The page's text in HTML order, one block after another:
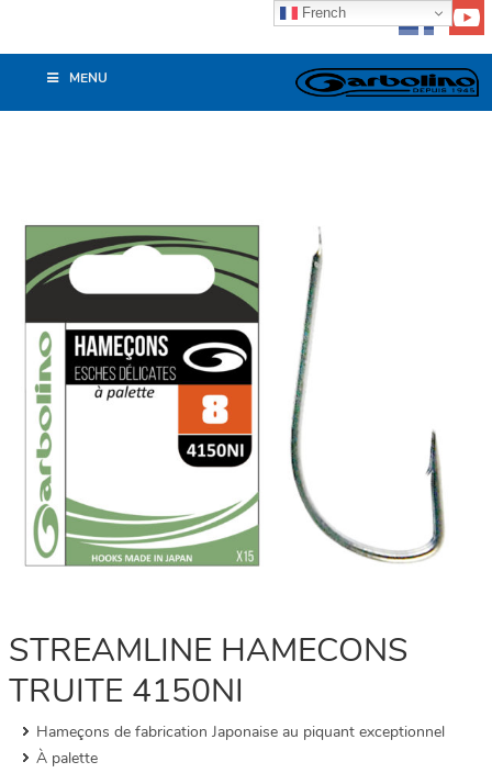
MENU
STREAMLINE HAMECONS
TRUITE 4150NI
Hameçons de fabrication Japonaise au piquant exceptionnel
À palette
French